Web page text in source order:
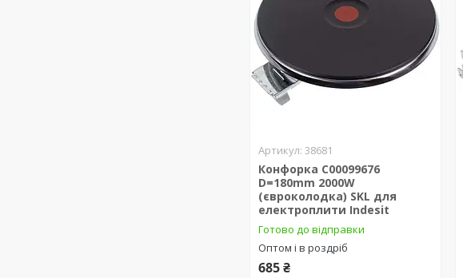
38681
Конфорка C00099676
D=180mm 2000W
(євроколодка) SKL для
електроплити Indesit
Готово до відправки
Оптом і в роздріб
685 ₴